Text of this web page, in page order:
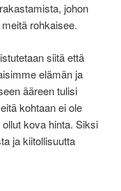
johon
rohkaisee.
siitä että
elämän ja
ääreen tulisi
kohtaan ei ole
kova hinta. Siksi
ja kiitollisuutta